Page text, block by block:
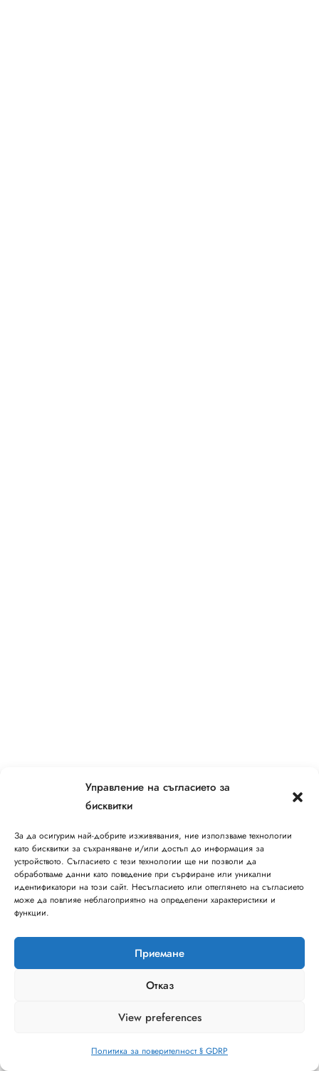
Управление на съгласието за
бисквитки
За да осигурим най-добрите изживявания, ние използваме технологии
като бисквитки за съхраняване и/или достъп до информация за
устройството. Съгласието с тези технологии ще ни позволи да
обработваме данни като поведение при сърфиране или уникални
идентификатори на този сайт. Несъгласието или оттеглянето на съгласието
може да повлияе неблагоприятно на определени характеристики и
функции.
Приемане
Отказ
View preferences
Политика за поверителност § GDRP